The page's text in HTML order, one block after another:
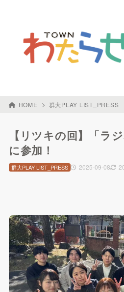
HOME 群大PLAY LIST_PRESS
【リツキの回】「ラ
に参加！
2025-09-08
群大PLAY LIST_PRESS